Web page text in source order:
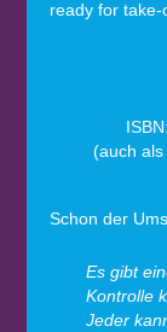
ready for take-
(auch als
Schon der
Es gibt
Kontrolle
Jeder